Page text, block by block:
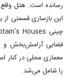
این بازسازی قسمتی
فضایی آرامش‌بخش و
معماری محلی در کنار
را شامل می‌شد.